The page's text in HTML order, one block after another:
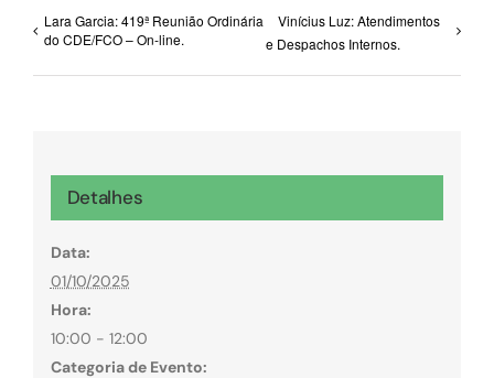
Lara Garcia: 419ª Reunião Ordinária
do CDE/FCO – On-line.
Vinícius Luz: Atendimentos
e Despachos Internos.
Detalhes
Data:
01/10/2025
Hora:
10:00 - 12:00
Categoria de Evento: